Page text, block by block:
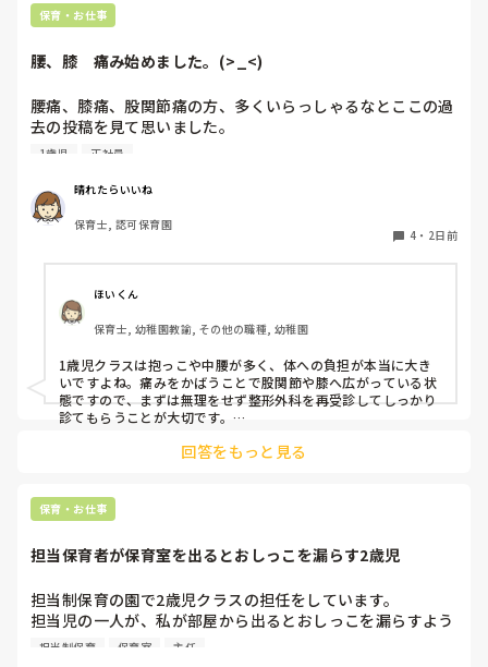
待つスタイルから一歩踏み出して、リーダー側から「〇〇の
件、どこまで進んだ？」「困ってることない？」と具体的に声
てしまうと、後輩も質問しやすくなりますよ。一人で抱え込ま
ず、声をかけやすい雰囲気作りから試してみてくださいね。
保育・お仕事
腰、膝　痛み始めました。(>_<)
腰痛、膝痛、股関節痛の方、多くいらっしゃるなとここの過
去の投稿を見て思いました。
という私も、２週間前、初めて腰痛になりました。
右腰が痛くて、起き上がれない。
ようやく立てたら、しゃがめない。
驚きました。
通院して、コルセット、湿布、痛み止め、電気などで１週間
乗り切ったら
週末には、左が痛みだし、これも痛み止めや湿布で抑えて仕
事をしていたら、
床から支えなしに立ち上がりにくくなり、痛みが走ります。
自転車通勤ですが、それも、膝や太ももに痛みが来始めまし
た。
今は８月。
家でもやることはあります。
日常生活すら支障をきたすほどになりました。
1歳児 正社員
晴れたらいいね
保育士, 認可保育園
4 ・ 2日前
ほいくん
保育士, 幼稚園教諭, その他の職種, 幼稚園
1歳児クラスは抱っこや中腰が多く、体への負担が本当に大き
いですよね。痛みをかばうことで股関節や膝へ広がっている状
態ですので、まずは無理をせず整形外科を再受診してしっかり
診てもらうことが大切です。
用したり、抱っこや重い作業は周囲の先生に相談して頼むよう
回答をもっと見る
保育・お仕事
担当保育者が保育室を出るとおしっこを漏らす2歳児
担当制保育の園で2歳児クラスの担任をしています。
担当児の一人が、私が部屋から出るとおしっこを漏らすよう
になりました。
担当制保育 保育室 主任